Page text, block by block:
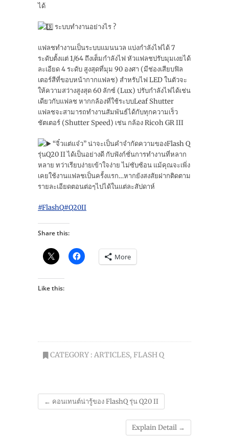
ได้
ระบบทำงานอย่างไร ?
แฟลชทำงานเป็นระบบแมนนวล แบ่งกำลังไฟได้ 7
ระดับตั้งแต่ 1/64 ถึงเต็มกำลังไฟ หัวแฟลชปรับมุมเงยได้
ละเอียด 4 ระดับ สูงสุดที่มุม 90 องศา (มีช่องเสียบฟิล
เตอร์สีที่ขอบหน้ากากแฟลช) สำหรับไฟ LED ในตัวจะ
ให้ความสว่างสูงสุด 60 ลักซ์ (Lux) ปรับกำลังไฟได้เช่น
เดียวกับแฟลช หากกล้องที่ใช้ระบบLeaf Shutter
แฟลชจะสามารถทำงานสัมพันธ์ได้กับทุกความเร็ว
ชัตเตอร์ (Shutter Speed) เช่น กล้อง Ricoh GR III
“จิ๋วแต่แจ๋ว” น่าจะเป็นคำจำกัดความของFlash Q
รุ่นQ20 II ได้เป็นอย่างดี กับฟังก์ชั่นการทำงานที่หลาก
หลาย ทว่าเรียบง่ายเข้าใจง่าย ไม่ซับซ้อน แม้คุณจะเพิ่ง
เคยใช้งานแฟลชเป็นครั้งแรก…หากยังสงสัยฝากติดตาม
รายละเอียดตอนต่อๆไปได้ในแต่ละสัปดาห์
#FlashQ#Q20II
Share this:
More
Like this:
CATEGORY : ARTICLES, FLASH Q
← คอนเทนต์น่ารู้ของ FlashQ รุ่น Q20 II
Explain Detail →